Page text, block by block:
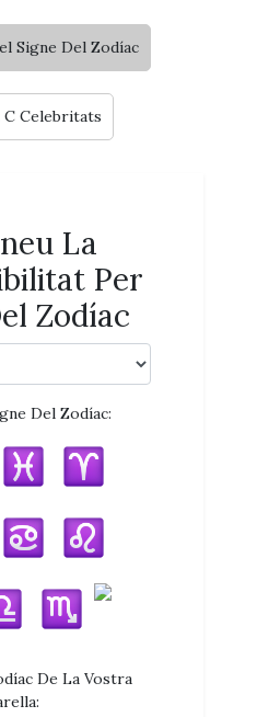
Signe Del Zodíac
Celebritats
La
Per
Zodíac
Del Zodíac:
De La Vostra